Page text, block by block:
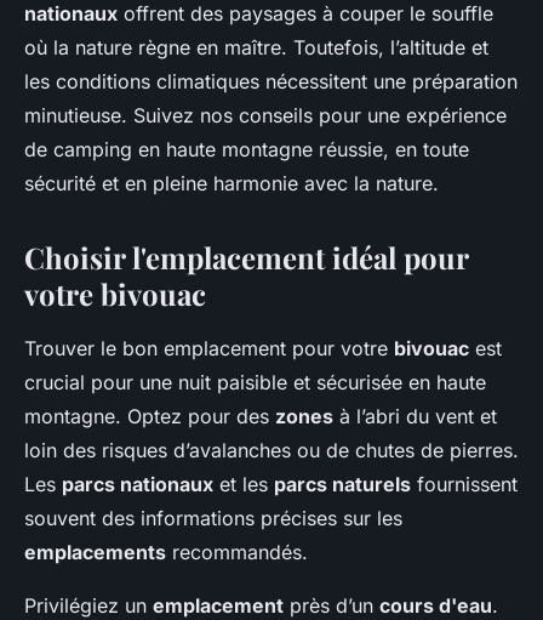
nationaux offrent des paysages à couper le souffle
où la nature règne en maître. Toutefois, l’altitude et
les conditions climatiques nécessitent une préparation
minutieuse. Suivez nos conseils pour une expérience
de camping en haute montagne réussie, en toute
sécurité et en pleine harmonie avec la nature.
Choisir l'emplacement idéal pour
votre bivouac
Trouver le bon emplacement pour votre bivouac est
crucial pour une nuit paisible et sécurisée en haute
montagne. Optez pour des zones à l’abri du vent et
loin des risques d’avalanches ou de chutes de pierres.
Les parcs nationaux et les parcs naturels fournissent
souvent des informations précises sur les
emplacements recommandés.
Privilégiez un emplacement près d’un cours d'eau.